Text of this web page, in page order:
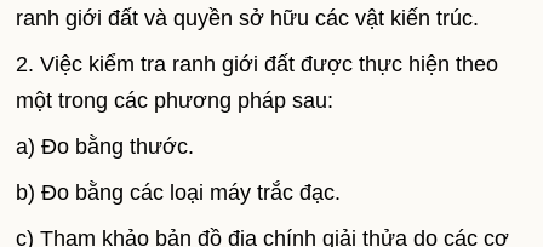
ranh giới đất và quyền sở hữu các vật kiến trúc.
2. Việc kiểm tra ranh giới đất được thực hiện theo
một trong các phương pháp sau:
a) Đo bằng thước.
b) Đo bằng các loại máy trắc đạc.
c) Tham khảo bản đồ địa chính giải thửa do các cơ